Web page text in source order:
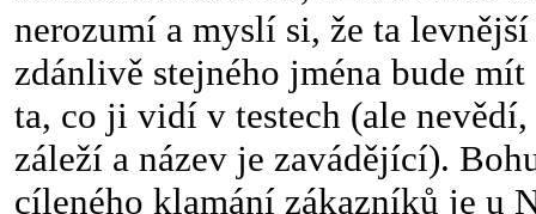
nerozumí a myslí si, že ta
zdánlivě stejného jména bude
ta, co ji vidí v testech (ale nevědí,
záleží a název je zavádějící).
cíleného klamání zákazníků je u